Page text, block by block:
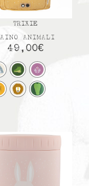
TRIXIE
ANIMALI
49,00€